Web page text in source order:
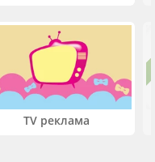
TV реклама